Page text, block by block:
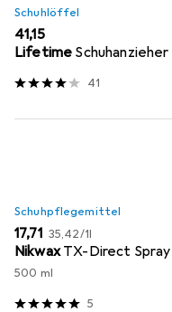
Schuhlöffel
EUR
41,15
Lifetime Schuhanzieher
41
Schuhpflegemittel
EUR
17,71 EUR
35,42/1l
Nikwax TX-Direct Spray
500 ml
5